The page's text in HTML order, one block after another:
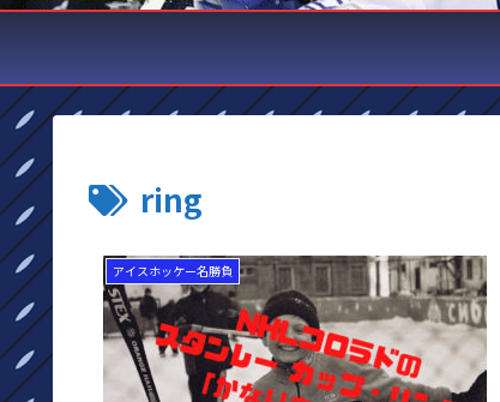
ring
アイスホッケー名勝負